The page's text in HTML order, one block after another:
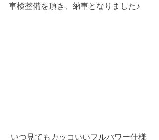
車検整備を頂き、納車となりました♪